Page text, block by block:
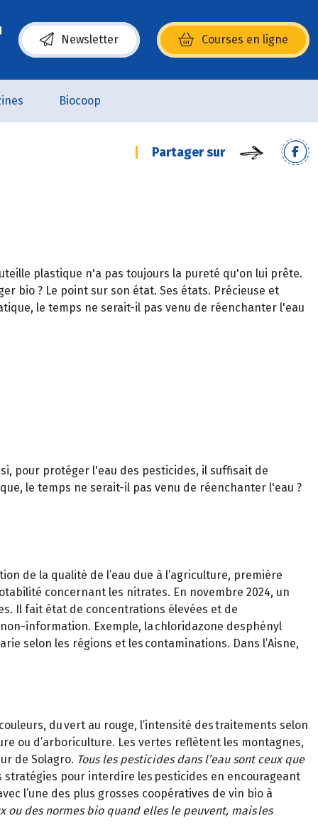
Newsletter Courses en ligne
(s’ouvre dans une nouvelle fenêtre)
Biocoop
Partager sur
plastique n'a pas toujours la pureté qu'on lui prête.
bio ? Le point sur son état. Ses états. Précieuse et
le temps ne serait-il pas venu de réenchanter l'eau
pour protéger l'eau des pesticides, il suffisait de
le temps ne serait-il pas venu de réenchanter l'eau ?
de la qualité de l’eau due à l’agriculture, première
concernant les nitrates. En novembre 2024, un
Il fait état de concentrations élevées et de
information. Exemple, la chloridazone desphényl
selon les régions et les contaminations. Dans l’Aisne,
du vert au rouge, l’intensité des traitements selon
ou d’arboriculture. Les vertes reflètent les montagnes,
de Solagro. Tous les pesticides dans l’eau sont ceux que
pour interdire les pesticides en encourageant
l’une des plus grosses coopératives de vin bio à
ou des normes bio quand elles le peuvent, mais les